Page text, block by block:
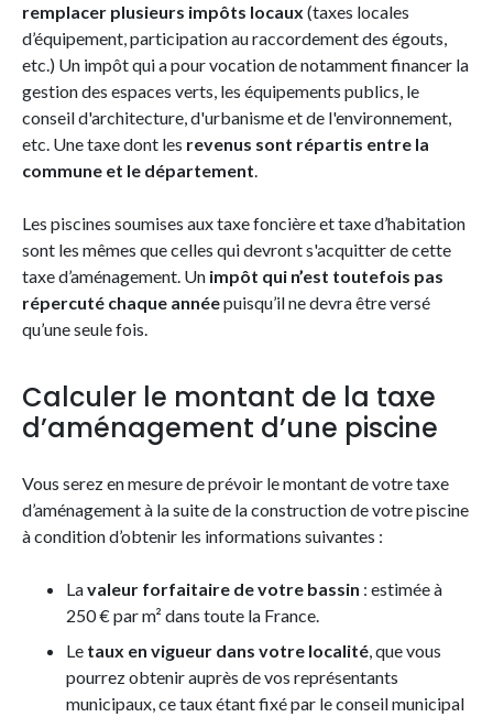
remplacer plusieurs impôts locaux (taxes locales
d’équipement, participation au raccordement des égouts,
etc.) Un impôt qui a pour vocation de notamment financer la
gestion des espaces verts, les équipements publics, le
conseil d'architecture, d'urbanisme et de l'environnement,
etc. Une taxe dont les revenus sont répartis entre la
commune et le département
Les piscines soumises aux taxe foncière et taxe d’habitation
sont les mêmes que celles qui devront s'acquitter de cette
taxe d’aménagement. Un impôt qui n’est toutefois pas
répercuté chaque annéepuisqu’il ne devra être versé
qu’une seule fois.
Calculer le montant de la taxe
d’aménagement d’une piscine
Vous serez en mesure de prévoir le montant de votre taxe
d’aménagement à la suite de la construction de votre piscine
à condition d’obtenir les informations suivantes :
Lavaleur forfaitaire de votre bassin : estimée à
250 € par m² dans toute la France.
Le taux en vigueur dans votre localité , que vous
pourrez obtenir auprès de vos représentants
municipaux, ce taux étant fixé par le conseil municipal